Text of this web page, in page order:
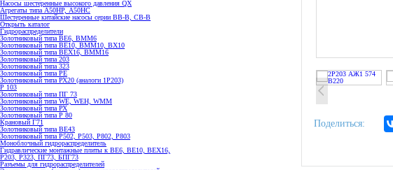
Насосы шестеренные высокого давления QX
Агрегаты типа А50НР, А50НС
Шестеренные китайские насосы серии ВВ-В, СВ-В
Открыть каталог
Гидрораспределители
Золотниковый типа ВЕ6, ВММ6
Золотниковый типа BE10, ВММ10, ВХ10
Золотниковый типа ВЕХ16, ВММ16
Золотниковый типа 203
Золотниковый типа 323
Золотниковый типа РЕ
Золотниковый типа РХ20 (аналоги 1Р203)
Р 103
Золотниковый типа ПГ 73
Золотниковый типа WE, WEH, WMM
Золотниковый типа РХ
Золотниковый типа Р 80
Крановый Г71
Золотниковый типа BE43
Золотниковый типа Р502, Р503, Р802, Р803
Моноблочный гидрораспределитель
Гидравлические монтажные плиты к ВЕ6, ВЕ10, ВЕХ16,
Р203, Р323, ПГ73, БПГ73
Разъемы для гидрораспределителей
Поделиться: